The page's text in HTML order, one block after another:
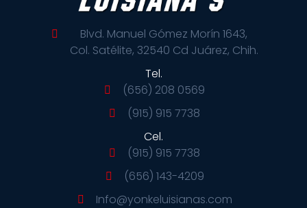
Blvd. Manuel Gómez Morín 1643,
Col. Satélite, 32540 Cd Juárez, Chih.
Tel.
(656) 208 0569
(915) 915 7738
Cel.
(915) 915 7738
(656) 143-4209
Info@yonkeluisianas.com